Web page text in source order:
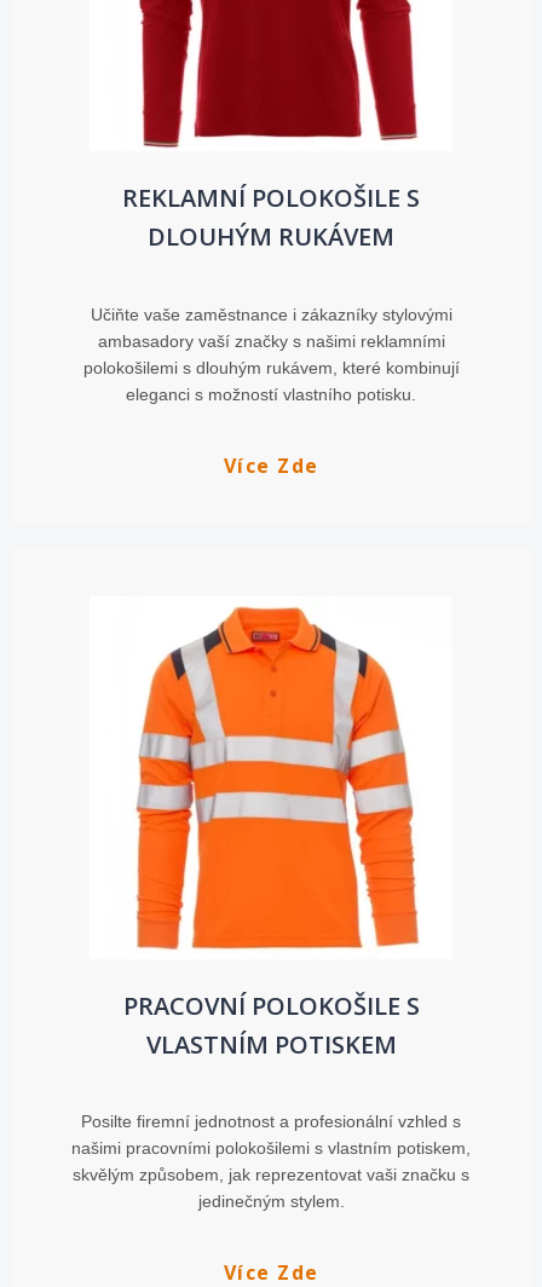
REKLAMNÍ POLOKOŠILE S
DLOUHÝM RUKÁVEM
Učiňte vaše zaměstnance i zákazníky stylovými
ambasadory vaší značky s našimi reklamními
polokošilemi s dlouhým rukávem, které kombinují
eleganci s možností vlastního potisku.
Více Zde
PRACOVNÍ POLOKOŠILE S
VLASTNÍM POTISKEM
Posilte firemní jednotnost a profesionální vzhled s
našimi pracovními polokošilemi s vlastním potiskem,
skvělým způsobem, jak reprezentovat vaši značku s
jedinečným stylem.
Více Zde